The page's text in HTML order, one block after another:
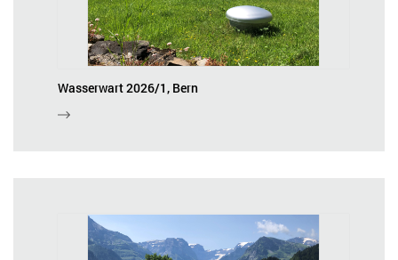
Wasserwart 2026/1, Bern